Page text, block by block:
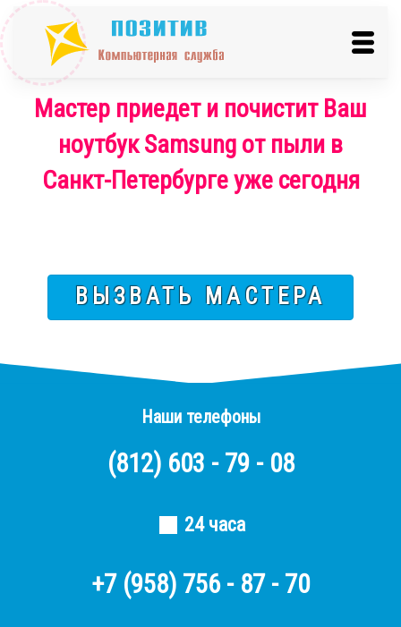
Мастер приедет и почистит Ваш
ноутбук Samsung от пыли в
Санкт-Петербурге уже сегодня
ВЫЗВАТЬ МАСТЕРА
Наши телефоны
(812) 603 - 79 - 08
24 часа
+7 (958) 756 - 87 - 70